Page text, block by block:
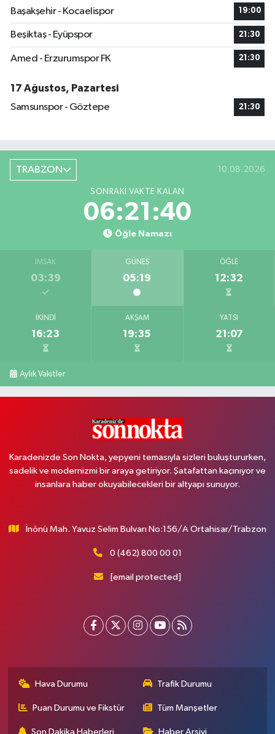
Başakşehir - Kocaelispor
19:00
Beşiktaş - Eyüpspor 21:30
Amed - Erzurumspor FK 21:30
17 Ağustos, Pazartesi
Samsunspor - Göztepe
21:30
TRABZON 10.08.2026
SONRAKI VAKTE KALAN
06:21:39
Öğle Namazı
İMSAK
03:39
GÜNEŞ
05:19
ÖĞLE
12:32
İKINDI
16:23
AKŞAM
19:35
YATSI
21:07
Aylık Vakitler
Karadenizde Son Nokta, yepyeni temasıyla sizleri buluştururken,
sadelik ve modernizmi bir araya getiriyor. Şatafattan kaçınıyor ve
insanlara haber okuyabilecekleri bir altyapı sunuyor.
İnönü Mah. Yavuz Selim Bulvarı No:156/A Ortahisar/Trabzon
0 (462) 800 00 01
[email protected]
Hava Durumu Trafik Durumu
Puan Durumu ve Fikstür Tüm Manşetler
Son Dakika Haberleri Haber Arşivi